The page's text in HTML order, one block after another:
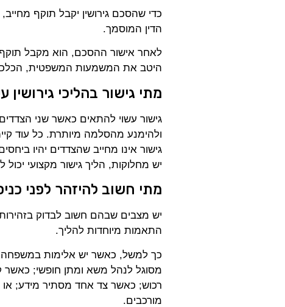
כדי שהסכם גירושין יקבל תוקף
הדין המוסמך.
לאחר אישור ההסכם, הוא מקבל
היטב את המשמעות המשפטית,
מתי גישור בהליכי גירושין
גישור עשוי להתאים כאשר שני
ולהימנע מהסלמה מיותרת. כל עוד
גישור אינו מחייב שהצדדים יהיו
יש מחלוקות, הליך גישור מקצועי
מתי חשוב להיזהר לפני
יש מצבים שבהם חשוב לבדוק
התאמות מיוחדות להליך.
כך למשל, כאשר יש אלימות במשפחה
מסוגל לנהל משא ומתן חופשי;
רכוש; כאשר צד אחד מסתיר מידע; או
מורכבים.